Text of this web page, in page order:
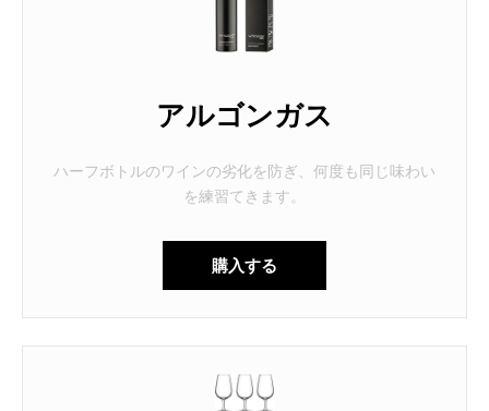
アルゴンガス
ハーフボトルのワインの劣化を防ぎ、何度も同じ味わい
を練習てきます。
購入する